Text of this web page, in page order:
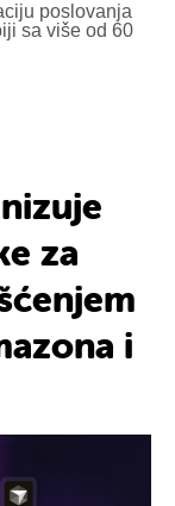
poslovanja
sa više od 60
za
i